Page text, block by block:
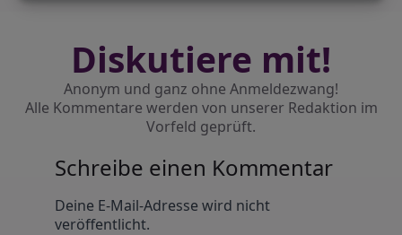
Diskutiere mit!
Anonym und ganz ohne Anmeldezwang!
Alle Kommentare werden von unserer Redaktion im
Vorfeld geprüft.
Schreibe einen Kommentar
Deine E-Mail-Adresse wird nicht
veröffentlicht.